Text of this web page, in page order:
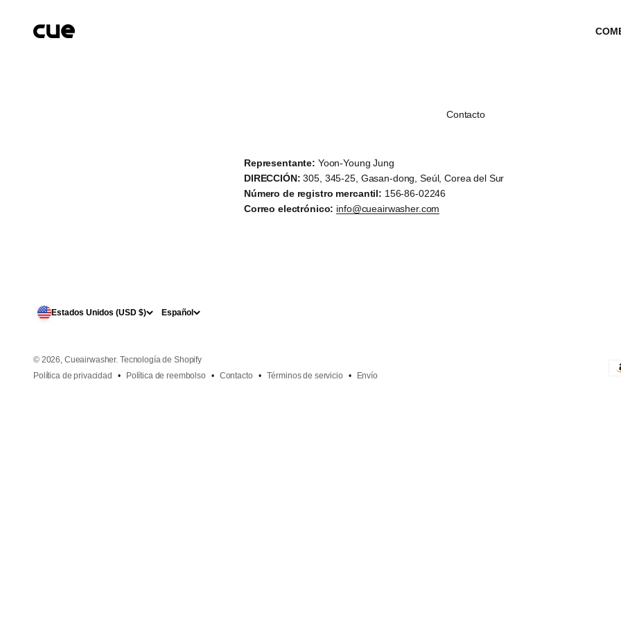
Cueairwasher
Contacto
Representante: Yoon-Young Jung
DIRECCIÓN: 305, 345-25, Gasan-dong, Seúl, Corea del Sur
Número de registro mercantil: 156-86-02246
Correo electrónico: info@cueairwasher.com
Estados Unidos (USD $) Español
© 2026, Cueairwasher. Tecnología de Shopify
Política de privacidad
Política de reembolso Contacto Términos de servicio Envío